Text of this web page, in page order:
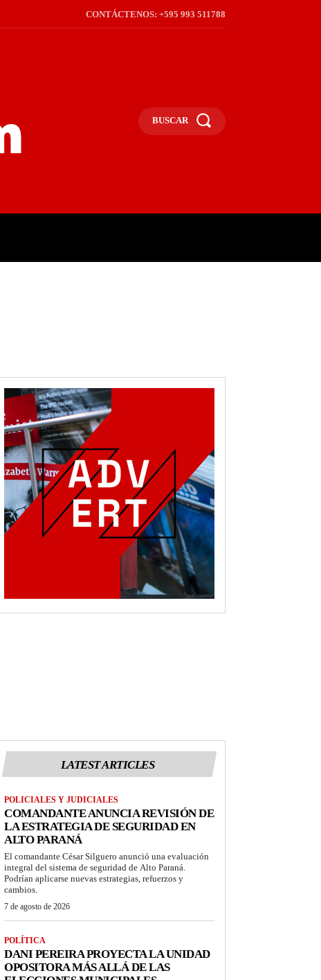
CONTÁCTENOS: +595 993 511788
BUSCAR
LATEST ARTICLES
POLICIALES Y JUDICIALES
COMANDANTE ANUNCIA REVISIÓN DE
LA ESTRATEGIA DE SEGURIDAD EN
ALTO PARANÁ
El comandante César Silguero anunció una evaluación
integral del sistema de seguridad de Alto Paraná.
Podrían aplicarse nuevas estrategias, refuerzos y
cambios.
7 de agosto de 2026
POLÍTICA
DANI PEREIRA PROYECTA LA UNIDAD
OPOSITORA MÁS ALLÁ DE LAS